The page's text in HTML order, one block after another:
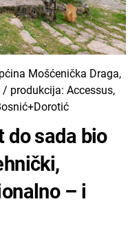
Mošćenička Draga,
produkcija: Accessus,
do sada bio
– i